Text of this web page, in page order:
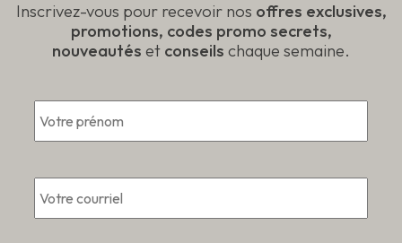
Inscrivez-vous pour recevoir nos offres exclusives,
promotions, codes promo secrets,
nouveautés et conseils chaque semaine.
*
Courriel *